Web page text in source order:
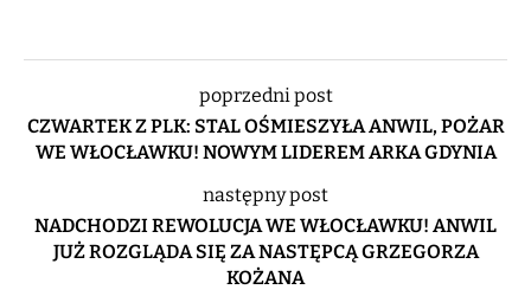
poprzedni post
CZWARTEK Z PLK: STAL OŚMIESZYŁA ANWIL, POŻAR
WE WŁOCŁAWKU! NOWYM LIDEREM ARKA GDYNIA
następny post
NADCHODZI REWOLUCJA WE WŁOCŁAWKU! ANWIL
JUŻ ROZGLĄDA SIĘ ZA NASTĘPCĄ GRZEGORZA
KOŻANA